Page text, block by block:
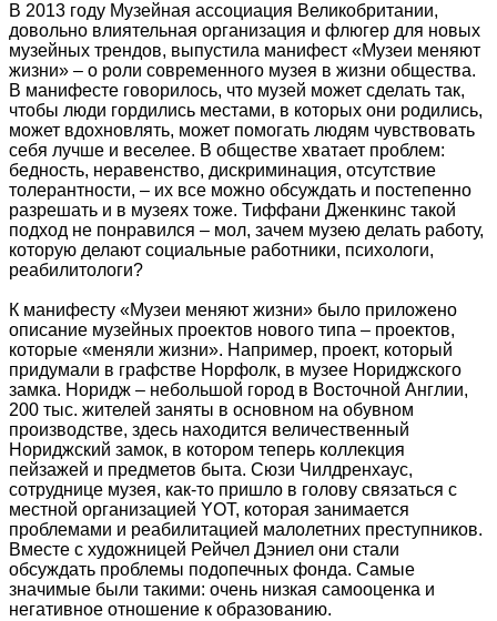
В 2013 году Музейная ассоциация Великобритании,
довольно влиятельная организация и флюгер для новых
музейных трендов, выпустила манифест «Музеи меняют
жизни» – о роли современного музея в жизни общества.
В манифесте говорилось, что музей может сделать так,
чтобы люди гордились местами, в которых они родились,
может вдохновлять, может помогать людям чувствовать
себя лучше и веселее. В обществе хватает проблем:
бедность, неравенство, дискриминация, отсутствие
толерантности, – их все можно обсуждать и постепенно
разрешать и в музеях тоже. Тиффани Дженкинс такой
подход не понравился – мол, зачем музею делать работу,
которую делают социальные работники, психологи,
реабилитологи?
К манифесту «Музеи меняют жизни» было приложено
описание музейных проектов нового типа – проектов,
которые «меняли жизни». Например, проект, который
придумали в графстве Норфолк, в музее Нориджского
замка. Норидж – небольшой город в Восточной Англии,
200 тыс. жителей заняты в основном на обувном
производстве, здесь находится величественный
Нориджский замок, в котором теперь коллекция
пейзажей и предметов быта. Сюзи Чилдренхаус,
сотруднице музея, как-то пришло в голову связаться с
местной организацией YOT, которая занимается
проблемами и реабилитацией малолетних преступников.
Вместе с художницей Рейчел Дэниел они стали
обсуждать проблемы подопечных фонда. Самые
значимые были такими: очень низкая самооценка и
негативное отношение к образованию.